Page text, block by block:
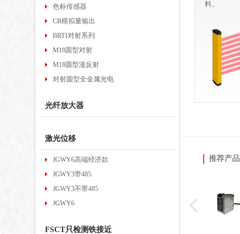
色标传感器
CR模拟量输出
BRTI对射系列
M18圆型对射
M18圆型漫反射
对射圆型全金属光电
光纤放大器
激光位移
JGWY6高端经济款
JGWY3带485
JGWY3不带485
JGWY6
FSCT只检测铁接近
料。
推荐产品
CRW70-NP